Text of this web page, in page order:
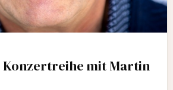
Konzertreihe mit Martin